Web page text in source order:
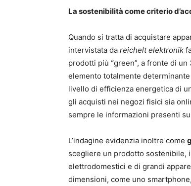
La sostenibilità come criterio
Quando si tratta di acquistare
intervistata da reichelt elektronik
prodotti più “green”, a fronte di
elemento totalmente
livello di efficienza energetica di
gli acquisti nei negozi fisici sia
sempre le informazioni presenti
L’indagine evidenzia inoltre come
scegliere un prodotto sostenibile,
elettrodomestici e di grandi
dimensioni, come uno